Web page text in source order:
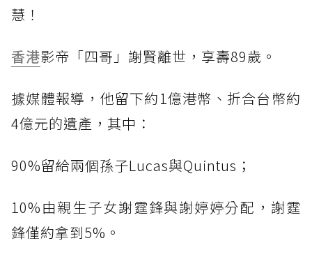
慧！
香港影帝「四哥」謝賢離世，享壽89歲。
據媒體報導，他留下約1億港幣、折合台幣約
4億元的遺產，其中：
90%留給兩個孫子Lucas與Quintus；
10%由親生子女謝霆鋒與謝婷婷分配，謝霆
鋒僅約拿到5%。